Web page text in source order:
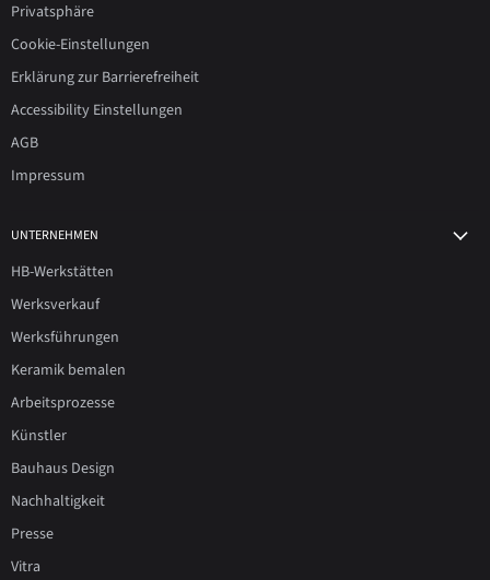
Privatsphäre
Cookie-Einstellungen
Erklärung zur Barrierefreiheit
Accessibility Einstellungen
AGB
Impressum
UNTERNEHMEN
HB-Werkstätten
Werksverkauf
Werksführungen
Keramik bemalen
Arbeitsprozesse
Künstler
Bauhaus Design
Nachhaltigkeit
Presse
Vitra